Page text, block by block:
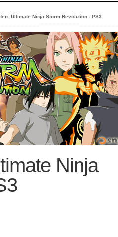
Ultimate Ninja Storm Revolution - PS3
Ninja